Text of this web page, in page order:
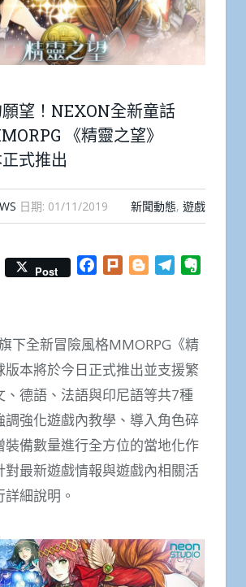
望！NEXON全新童話
《精靈之望》
式推出
日期: 01/11/2019 新聞動態, 遊戲
Post Facebook
Plurk BloggerTelegram
下全新冒險風格MMORPG《精
版本將於今日正式推出並支援繁
、德語、法語與印尼語等共7種
調強化遊戲內教學、導入角色碎
裝備數量進行全方位的當地化作
對最新遊戲情報與遊戲內相關活
細說明。